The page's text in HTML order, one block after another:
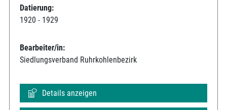
Datierung:
1920 - 1929
Bearbeiter/in:
Siedlungsverband Ruhrkohlenbezirk
Details anzeigen